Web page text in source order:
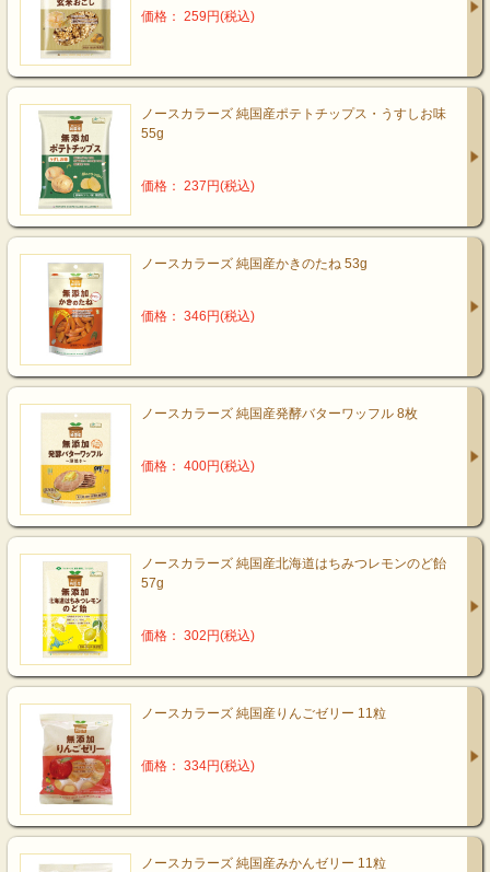
価格： 259円(税込)
ノースカラーズ 純国産ポテトチップス・うすしお味
55g
価格： 237円(税込)
ノースカラーズ 純国産かきのたね 53g
価格： 346円(税込)
ノースカラーズ 純国産発酵バターワッフル 8枚
価格： 400円(税込)
ノースカラーズ 純国産北海道はちみつレモンのど飴
57g
価格： 302円(税込)
ノースカラーズ 純国産りんごゼリー 11粒
価格： 334円(税込)
ノースカラーズ 純国産みかんゼリー 11粒